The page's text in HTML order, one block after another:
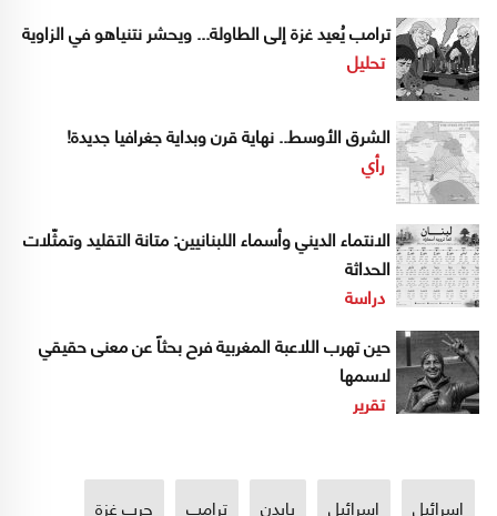
ترامب يُعيد غزة إلى الطاولة... ويحشر نتنياهو في الزاوية
تحليل
الشرق الأوسط.. نهاية قرن وبداية جغرافيا جديدة!
رأي
الانتماء الديني وأسماء اللبنانيين: متانة التقليد وتمثّلات
الحداثة
دراسة
حين تهرب اللاعبة المغربية فرح بحثاً عن معنى حقيقي
لاسمها
تقرير
إسرائيل اسرائيل بايدن ترامب حرب غزة